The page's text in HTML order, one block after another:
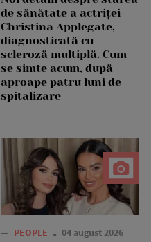
de sănătate a actriței
Christina Applegate,
diagnosticată cu
scleroză multiplă. Cum
se simte acum, după
aproape patru luni de
spitalizare
— PEOPLE 04 august 2026